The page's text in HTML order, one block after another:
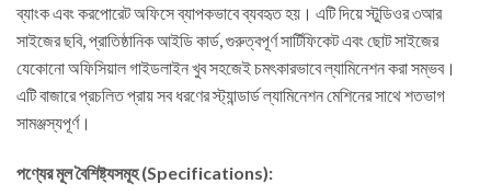
ব্যাংক এবং করপোরেট অফিসে ব্যাপকভাবে ব্যবহৃত হয়। এটি দিয়ে স্টুডিওর ৩আর
সাইজের ছবি, প্রাতিষ্ঠানিক আইডি কার্ড, গুরুত্বপূর্ণ সার্টিফিকেট এবং ছোট সাইজের
যেকোনো অফিসিয়াল গাইডলাইন খুব সহজেই চমৎকারভাবে ল্যামিনেশন করা সম্ভব।
এটি বাজারে প্রচলিত প্রায় সব ধরণের স্ট্যান্ডার্ড ল্যামিনেশন মেশিনের সাথে শতভাগ
সামঞ্জস্যপূর্ণ।
পণ্যের মূল বৈশিষ্ট্যসমূহ (Specifications):